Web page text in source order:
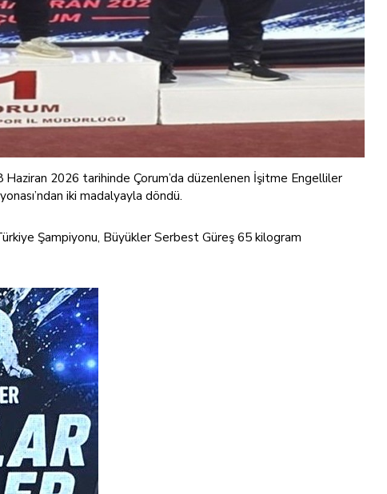
2026 tarihinde Çorum’da düzenlenen İşitme Engelliler
iki madalyayla döndü.
Şampiyonu, Büyükler Serbest Güreş 65 kilogram